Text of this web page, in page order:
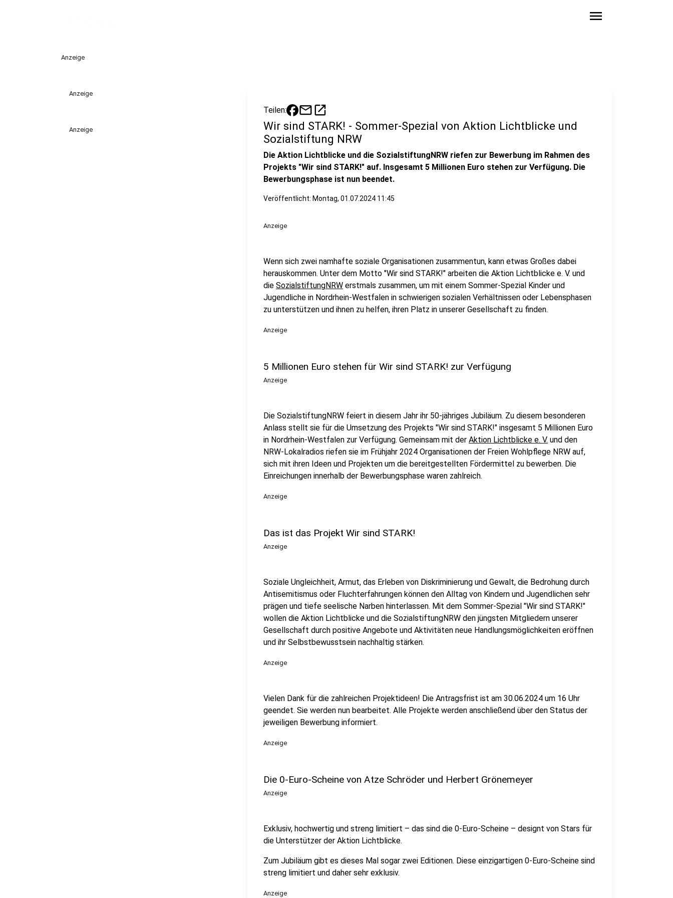
menu
Anzeige
Anzeige
Anzeige
Teilen: mailopen_in_new
Wir sind STARK! - Sommer-Spezial von Aktion Lichtblicke und
Sozialstiftung NRW
Die Aktion Lichtblicke und die SozialstiftungNRW riefen zur Bewerbung im Rahmen des
Projekts "Wir sind STARK!" auf. Insgesamt 5 Millionen Euro stehen zur Verfügung. Die
Bewerbungsphase ist nun beendet.
Veröffentlicht: Montag, 01.07.2024 11:45
Anzeige
Wenn sich zwei namhafte soziale Organisationen zusammentun, kann etwas Großes dabei
herauskommen. Unter dem Motto "Wir sind STARK!" arbeiten die Aktion Lichtblicke e. V. und
die SozialstiftungNRW erstmals zusammen, um mit einem Sommer-Spezial Kinder und
Jugendliche in Nordrhein-Westfalen in schwierigen sozialen Verhältnissen oder Lebensphasen
zu unterstützen und ihnen zu helfen, ihren Platz in unserer Gesellschaft zu finden.
Anzeige
5 Millionen Euro stehen für Wir sind STARK! zur Verfügung
Anzeige
Die SozialstiftungNRW feiert in diesem Jahr ihr 50-jähriges Jubiläum. Zu diesem besonderen
Anlass stellt sie für die Umsetzung des Projekts "Wir sind STARK!" insgesamt 5 Millionen Euro
in Nordrhein-Westfalen zur Verfügung. Gemeinsam mit der Aktion Lichtblicke e. V. und den
NRW-Lokalradios riefen sie im Frühjahr 2024 Organisationen der Freien Wohlpflege NRW auf,
sich mit ihren Ideen und Projekten um die bereitgestellten Fördermittel zu bewerben. Die
Einreichungen innerhalb der Bewerbungsphase waren zahlreich.
Anzeige
Das ist das Projekt Wir sind STARK!
Anzeige
Soziale Ungleichheit, Armut, das Erleben von Diskriminierung und Gewalt, die Bedrohung durch
Antisemitismus oder Fluchterfahrungen können den Alltag von Kindern und Jugendlichen sehr
prägen und tiefe seelische Narben hinterlassen. Mit dem Sommer-Spezial "Wir sind STARK!"
wollen die Aktion Lichtblicke und die SozialstiftungNRW den jüngsten Mitgliedern unserer
Gesellschaft durch positive Angebote und Aktivitäten neue Handlungsmöglichkeiten eröffnen
und ihr Selbstbewusstsein nachhaltig stärken.
Anzeige
Vielen Dank für die zahlreichen Projektideen! Die Antragsfrist ist am 30.06.2024 um 16 Uhr
geendet. Sie werden nun bearbeitet. Alle Projekte werden anschließend über den Status der
jeweiligen Bewerbung informiert.
Anzeige
Die 0-Euro-Scheine von Atze Schröder und Herbert Grönemeyer
Anzeige
Exklusiv, hochwertig und streng limitiert – das sind die 0-Euro-Scheine – designt von Stars für
die Unterstützer der Aktion Lichtblicke.
Zum Jubiläum gibt es dieses Mal sogar zwei Editionen. Diese einzigartigen 0-Euro-Scheine sind
streng limitiert und daher sehr exklusiv.
Anzeige